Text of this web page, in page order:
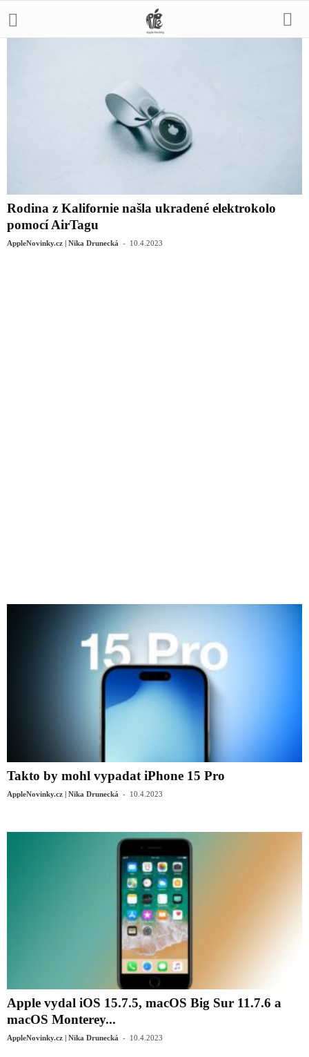
Rodina z Kalifornie našla ukradené elektrokolo
pomocí AirTagu
AppleNovinky.cz | Nika Drunecká - 10.4.2023
Takto by mohl vypadat iPhone 15 Pro
AppleNovinky.cz | Nika Drunecká - 10.4.2023
Apple vydal iOS 15.7.5, macOS Big Sur 11.7.6 a
macOS Monterey...
AppleNovinky.cz | Nika Drunecká - 10.4.2023